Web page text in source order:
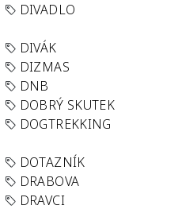
DIVADLO
DIVÁK
DIZMAS
DNB
DOBRÝ SKUTEK
DOGTREKKING
DOTAZNÍK
DRABOVA
DRAVCI